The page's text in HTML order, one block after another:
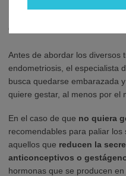
P: ¿Existen
endometriosis?
Antes de abordar los diversos
endometriosis, el especialista
busca quedarse embarazada
quiere gestar, al menos por el
En el caso de que no quiera
recomendables para paliar
aquellos que reducen la
anticonceptivos o
hormonas que se producen